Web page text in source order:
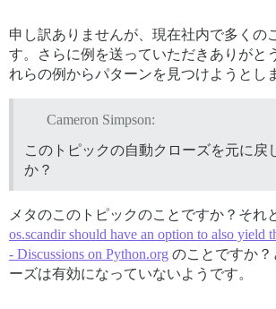
申し訳ありませんが、現在社内で多くの
す。さらに例を送っていただきありがと
れらの例からパターンを見つけようとし
Cameron Simpson:
このトピックの自動クローズを元に戻
か？
メタのこのトピックのことですか？それ
os.scandir should have an option to also yield
- Discussions on Python.org のことですか？
ーズは有効になっていないようです。